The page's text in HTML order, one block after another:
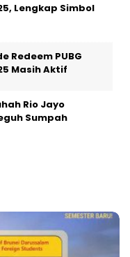
Lengkap Simbol
Redeem PUBG
Masih Aktif
Rio Jayo
Sumpah